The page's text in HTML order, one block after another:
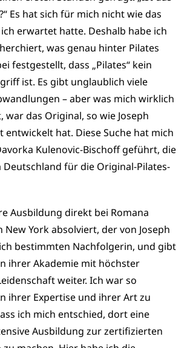
Es hat sich für mich nicht wie das
erwartet hatte. Deshalb habe ich
was genau hinter Pilates
festgestellt, dass „Pilates“ kein
ist. Es gibt unglaublich viele
– aber was mich wirklich
war das Original, so wie Joseph
entwickelt hat. Diese Suche hat mich
Kulenovic-Bischoff geführt, die
Deutschland für die Original-Pilates-
Ausbildung direkt bei Romana
New York absolviert, der von Joseph
bestimmten Nachfolgerin, und gibt
ihrer Akademie mit höchster
weiter. Ich war so
ihrer Expertise und ihrer Art zu
ich mich entschied, dort eine
Ausbildung zur zertifizierten